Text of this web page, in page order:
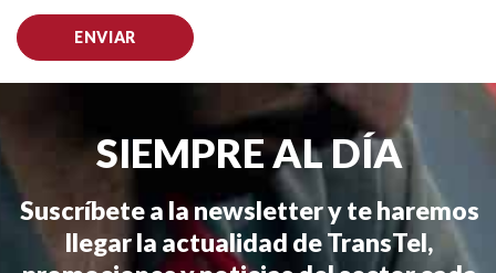
SIEMPRE AL DÍA
Suscríbete a la newsletter y te haremos
llegar la actualidad de TransTel,